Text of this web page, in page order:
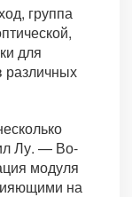
группа
для
различных
Лу. — Во-
модуля
на